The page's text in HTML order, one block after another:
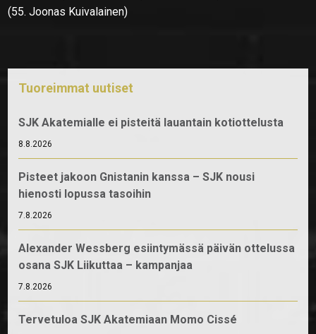
(55. Joonas Kuivalainen)
Tuoreimmat uutiset
SJK Akatemialle ei pisteitä lauantain kotiottelusta
8.8.2026
Pisteet jakoon Gnistanin kanssa – SJK nousi
hienosti lopussa tasoihin
7.8.2026
Alexander Wessberg esiintymässä päivän ottelussa
osana SJK Liikuttaa – kampanjaa
7.8.2026
Tervetuloa SJK Akatemiaan Momo Cissé